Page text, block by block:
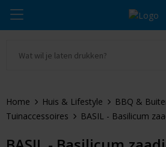
Drinkwaren
Alle promosnoepje
Zomer
Thule
Home Huis & Lifestyle
BBQ &
Tuinaccessoires
BASIL - Basilicum